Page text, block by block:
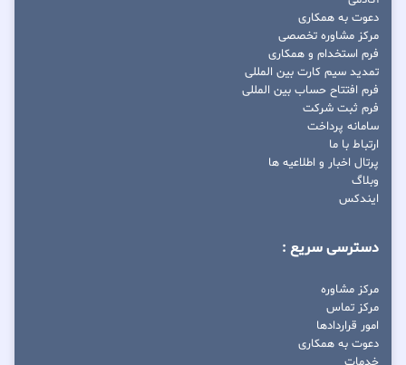
دعوت به همکاری
مرکز مشاوره تخصصی
فرم استخدام و همکاری
تمدید سیم کارت بین المللی
فرم افتتاح حساب بین المللی
فرم ثبت شرکت
سامانه پرداخت
ارتباط با ما
پرتال اخبار و اطلاعیه ها
وبلاگ
ایندکس
دسترسی سریع :
مرکز مشاوره
مرکز تماس
امور قراردادها
دعوت به همکاری